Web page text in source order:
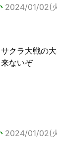
2024/01/02(
クラ大戦の
ないぞ
2024/01/02(